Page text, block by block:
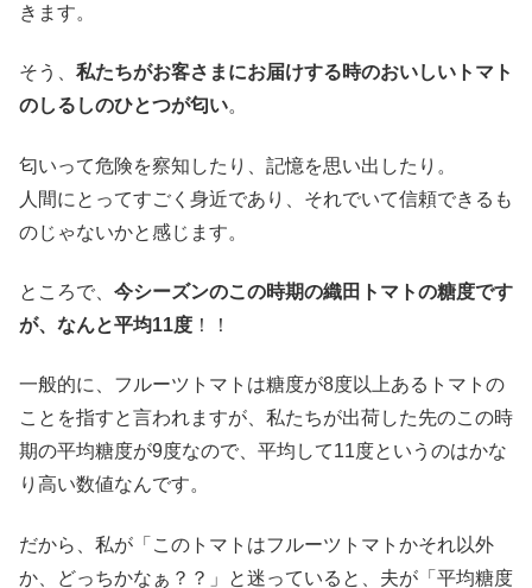
きます。
そう、 私たちがお客さまにお届けする時のおいしいトマト
のしるしのひとつが匂い。
匂いって危険を察知したり、記憶を思い出したり。
人間にとってすごく身近であり、それでいて信頼できるも
のじゃないかと感じます。
ところで、 今シーズンのこの時期の織田トマトの糖度です
が、なんと平均11度 ！！
一般的に、フルーツトマトは糖度が8度以上あるトマトの
ことを指すと言われますが、私たちが出荷した先のこの時
期の平均糖度が9度なので、平均して11度というのはかな
り高い数値なんです。
だから、私が「このトマトはフルーツトマトかそれ以外
か、どっちかなぁ？？」と迷っていると、夫が「平均糖度